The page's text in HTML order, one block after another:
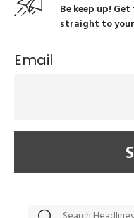
Be keep up!
straight to
Email
सट्टेबाजी में अरेस्ट